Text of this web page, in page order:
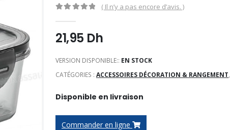
( Il n’y a pas encore d’avis. )
21,95 Dh
VERSION DISPONIBLE:: EN STOCK
CATÉGORIES : ACCESSOIRES DÉCORATION & RANGEMENT,
Disponible en livraison
Commander en ligne